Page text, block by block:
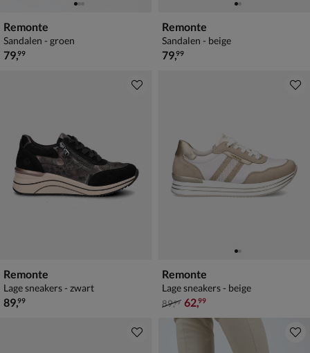
Remonte
Sandalen - groen
€ 79,99
79,99
Remonte
Sandalen - beige
€ 79,99
79,99
Remonte
Lage sneakers - zwart
€ 89,99
89,99
Remonte
Lage sneakers - beige
van € 89,99 voor € 62,99
89,99 62,99